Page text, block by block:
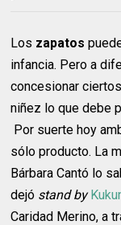
Los zapatos
infancia. Pero a
concesionar
niñez lo que debe
Por suerte hoy
sólo producto. La
Bárbara Cantó lo
dejó stand by
Caridad Merino, a